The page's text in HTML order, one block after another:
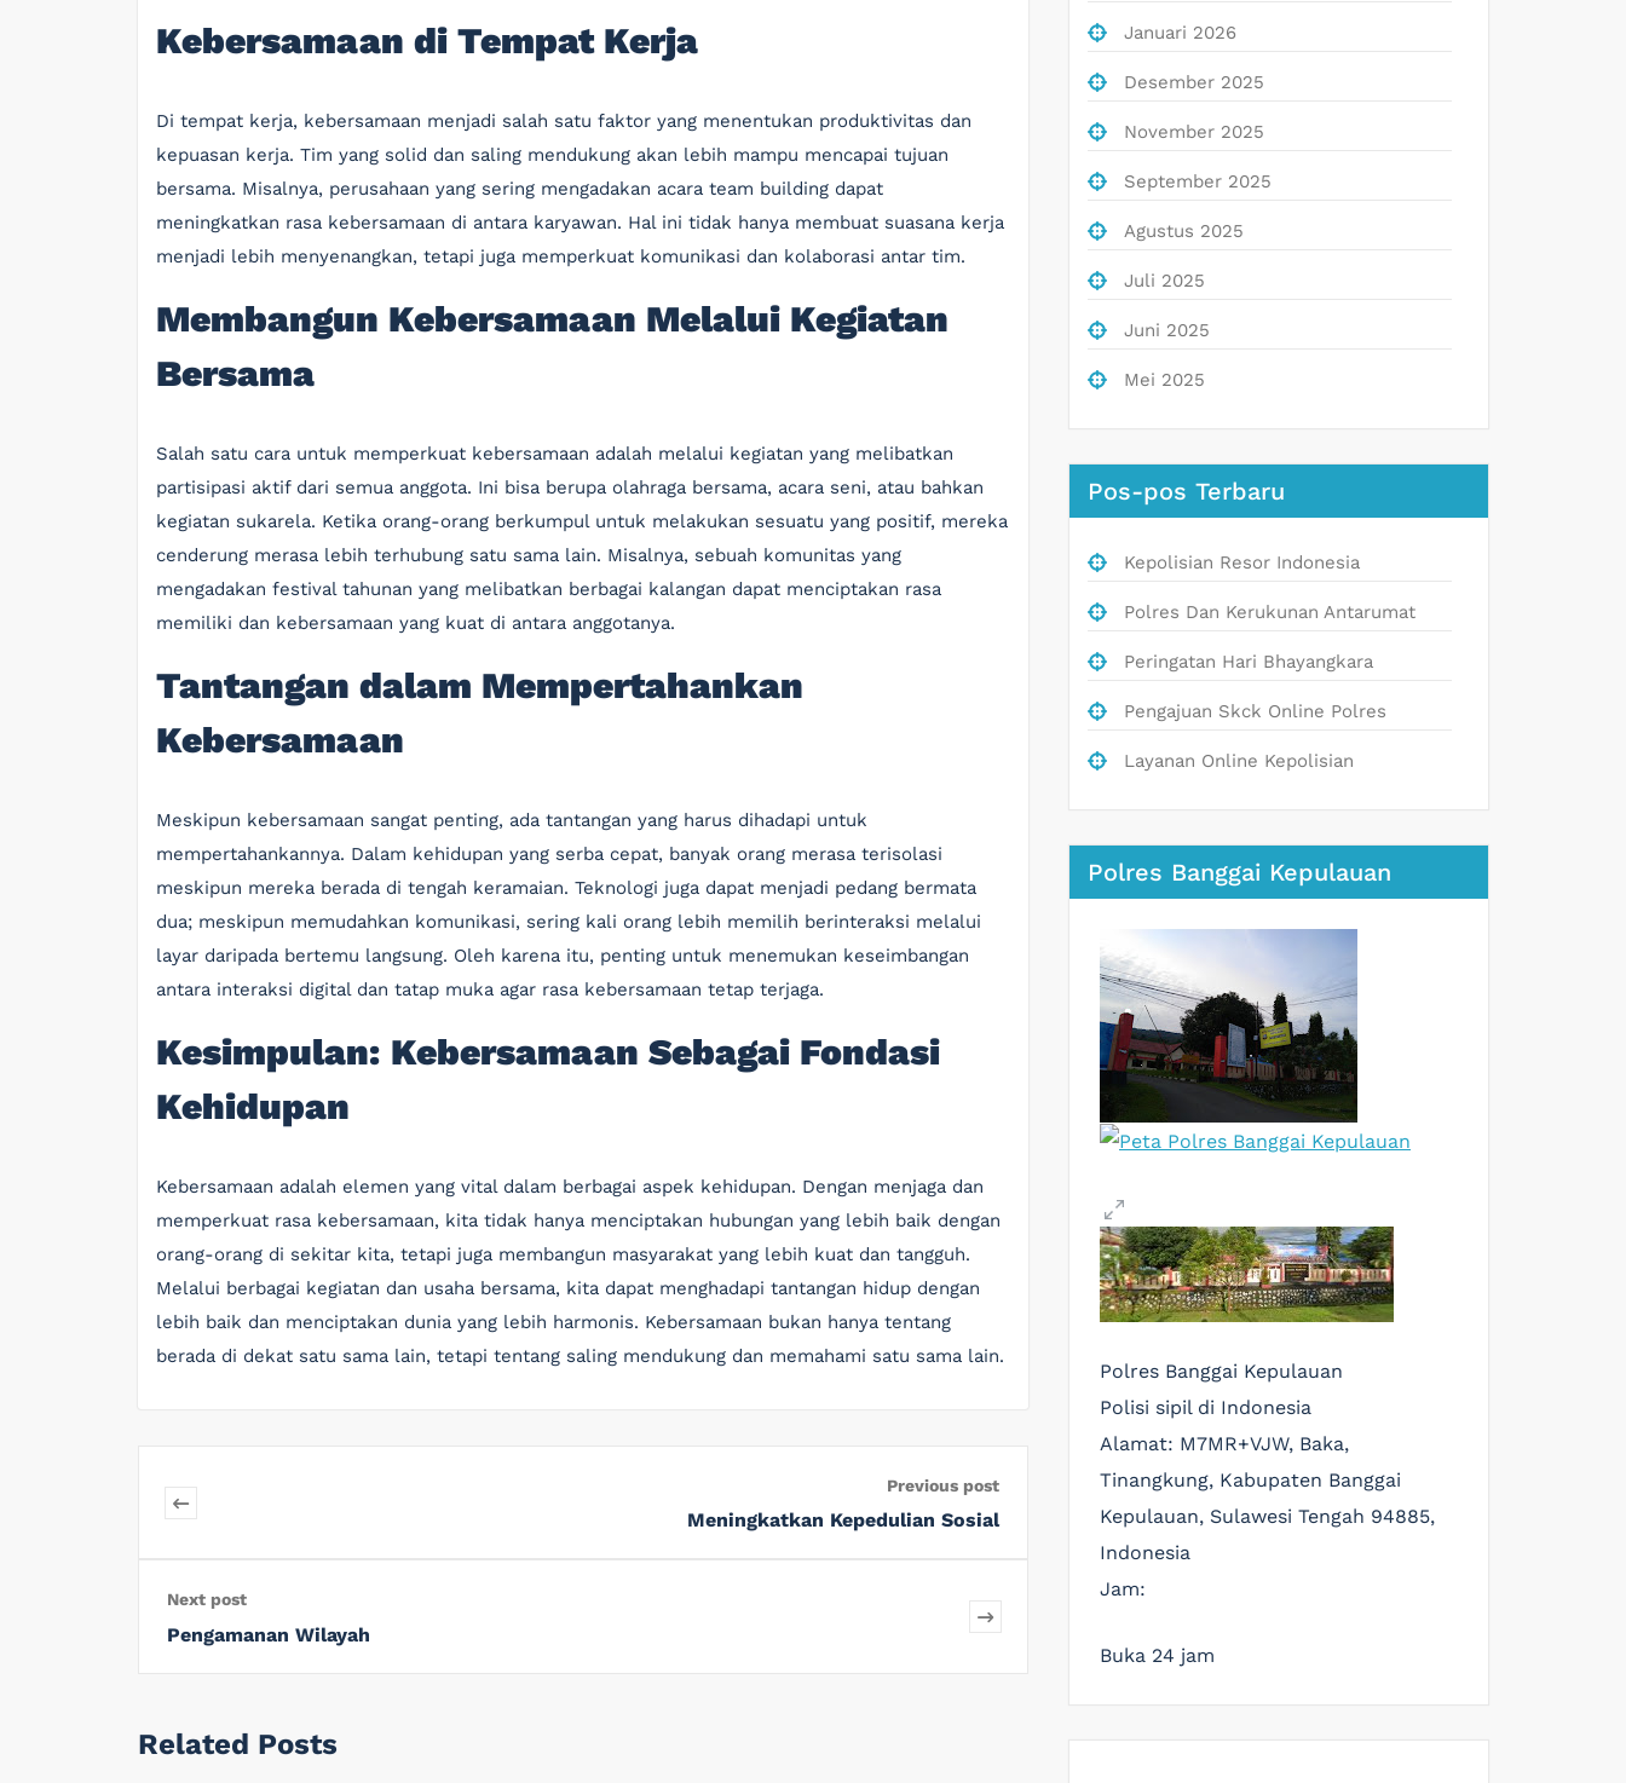
Kebersamaan di Tempat Kerja
Di tempat kerja, kebersamaan menjadi salah satu faktor yang menentukan produktivitas dan
kepuasan kerja. Tim yang solid dan saling mendukung akan lebih mampu mencapai tujuan
bersama. Misalnya, perusahaan yang sering mengadakan acara team building dapat
meningkatkan rasa kebersamaan di antara karyawan. Hal ini tidak hanya membuat suasana kerja
menjadi lebih menyenangkan, tetapi juga memperkuat komunikasi dan kolaborasi antar tim.
Membangun Kebersamaan Melalui Kegiatan
Bersama
Salah satu cara untuk memperkuat kebersamaan adalah melalui kegiatan yang melibatkan
partisipasi aktif dari semua anggota. Ini bisa berupa olahraga bersama, acara seni, atau bahkan
kegiatan sukarela. Ketika orang-orang berkumpul untuk melakukan sesuatu yang positif, mereka
cenderung merasa lebih terhubung satu sama lain. Misalnya, sebuah komunitas yang
mengadakan festival tahunan yang melibatkan berbagai kalangan dapat menciptakan rasa
memiliki dan kebersamaan yang kuat di antara anggotanya.
Tantangan dalam Mempertahankan
Kebersamaan
Meskipun kebersamaan sangat penting, ada tantangan yang harus dihadapi untuk
mempertahankannya. Dalam kehidupan yang serba cepat, banyak orang merasa terisolasi
meskipun mereka berada di tengah keramaian. Teknologi juga dapat menjadi pedang bermata
dua; meskipun memudahkan komunikasi, sering kali orang lebih memilih berinteraksi melalui
layar daripada bertemu langsung. Oleh karena itu, penting untuk menemukan keseimbangan
antara interaksi digital dan tatap muka agar rasa kebersamaan tetap terjaga.
Kesimpulan: Kebersamaan Sebagai Fondasi
Kehidupan
Kebersamaan adalah elemen yang vital dalam berbagai aspek kehidupan. Dengan menjaga dan
memperkuat rasa kebersamaan, kita tidak hanya menciptakan hubungan yang lebih baik dengan
orang-orang di sekitar kita, tetapi juga membangun masyarakat yang lebih kuat dan tangguh.
Melalui berbagai kegiatan dan usaha bersama, kita dapat menghadapi tantangan hidup dengan
lebih baik dan menciptakan dunia yang lebih harmonis. Kebersamaan bukan hanya tentang
berada di dekat satu sama lain, tetapi tentang saling mendukung dan memahami satu sama lain.
Previous post
Meningkatkan Kepedulian Sosial
Next post
Pengamanan Wilayah
Related Posts
Januari 2026
Desember 2025
November 2025
September 2025
Agustus 2025
Juli 2025
Juni 2025
Mei 2025
Pos-pos Terbaru
Kepolisian Resor Indonesia
Polres Dan Kerukunan Antarumat
Peringatan Hari Bhayangkara
Pengajuan Skck Online Polres
Layanan Online Kepolisian
Polres Banggai Kepulauan
Polres Banggai Kepulauan
Polisi sipil di Indonesia
Alamat: M7MR+VJW, Baka,
Tinangkung, Kabupaten Banggai
Kepulauan, Sulawesi Tengah 94885,
Indonesia
Jam:
Buka 24 jam